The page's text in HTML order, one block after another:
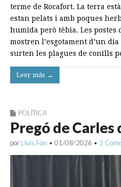
terme de Rocafort. La terra
estan pelats i amb poques
humida però tèbia. Les postes
mostren l’esgotament d’un
surten les plagues de conills
Leer más →
POLÍTICA
Pregó de Carles
por Lluís Foix • 01/08/2026 • 2